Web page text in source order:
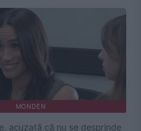
MONDEN
acuzată că nu se desprinde